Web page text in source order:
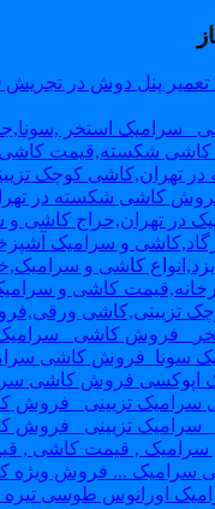
پنل دوش در تجریش 22420460